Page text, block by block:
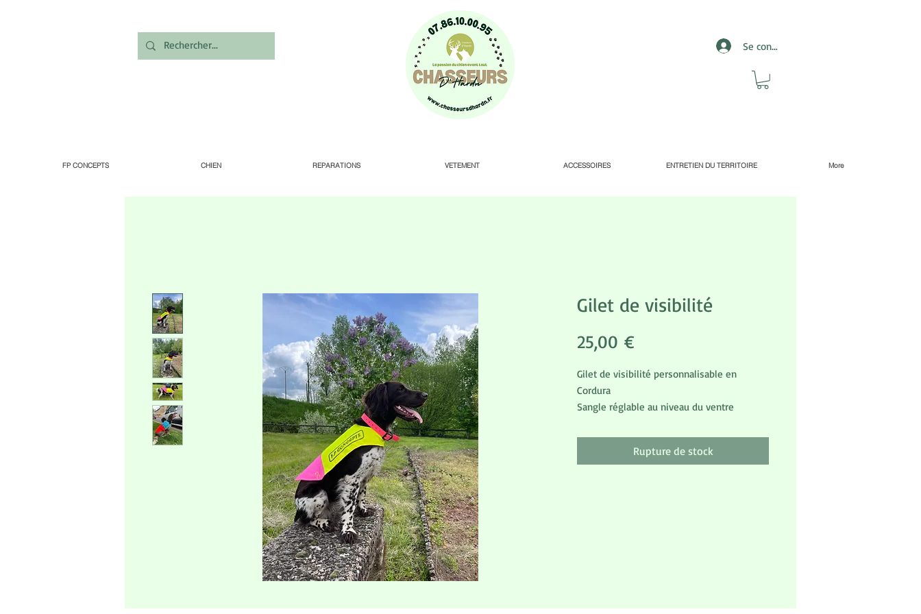
Se connecter
FP CONCEPTS CHIEN REPARATIONS VETEMENT ACCESSOIRES ENTRETIEN DU TERRITOIRE More
Gilet de visibilité
25,00 €
Gilet de visibilité personnalisable en
Cordura
Sangle réglable au niveau du ventre
téléphone
Rupture de stock